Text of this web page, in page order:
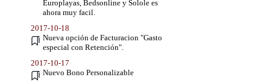
Europlayas, Bedsonline y Solole es
ahora muy facil.
2017-10-18
Nueva opción de Facturacion "Gasto
especial con Retención".
2017-10-17
Nuevo Bono Personalizable